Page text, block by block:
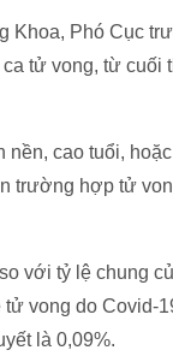
Khoa, Phó Cục
tử vong, từ cuối
cao tuổi,
trường hợp tử
với tỷ lệ chung
vong do Covid-
là 0,09%.